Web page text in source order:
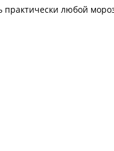
практически любой